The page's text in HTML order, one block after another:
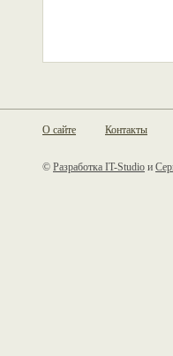
О сайте Контакты
© Разработка IT-Studio и